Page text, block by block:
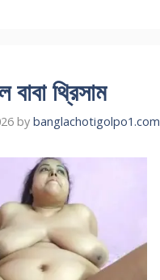
বাবা থ্রিসাম
by banglachotigolpo1.com